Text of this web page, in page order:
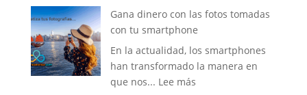
Gana dinero con las fotos tomadas
con tu smartphone
En la actualidad, los smartphones
han transformado la manera en
que nos... Lee más: